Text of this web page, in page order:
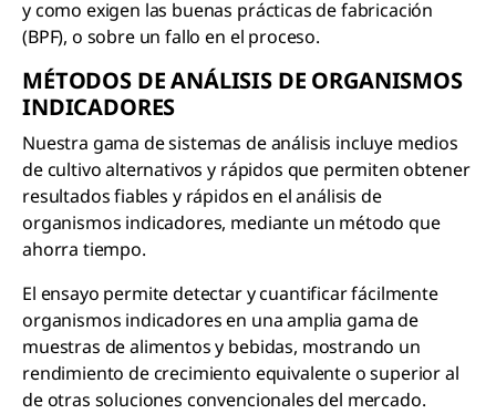
y como exigen las buenas prácticas de fabricación
(BPF), o sobre un fallo en el proceso.
MÉTODOS DE ANÁLISIS DE ORGANISMOS
INDICADORES
Nuestra gama de sistemas de análisis incluye medios
de cultivo alternativos y rápidos que permiten obtener
resultados fiables y rápidos en el análisis de
organismos indicadores, mediante un método que
ahorra tiempo.
El ensayo permite detectar y cuantificar fácilmente
organismos indicadores en una amplia gama de
muestras de alimentos y bebidas, mostrando un
rendimiento de crecimiento equivalente o superior al
de otras soluciones convencionales del mercado.